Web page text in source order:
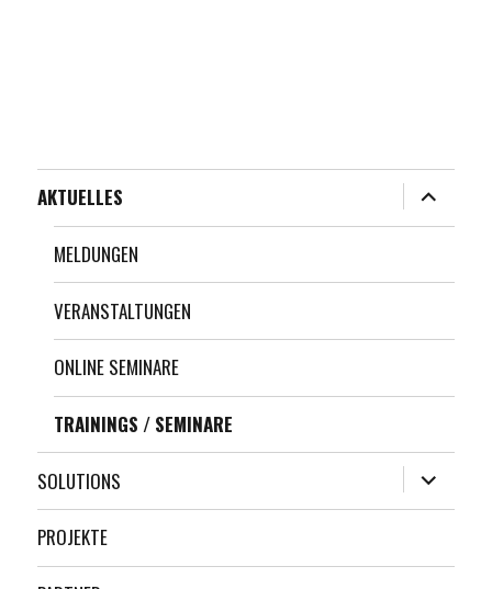
AKTUELLES
anzeigen
MELDUNGEN
VERANSTALTUNGEN
ONLINE SEMINARE
TRAININGS / SEMINARE
SOLUTIONS
anzeigen
PROJEKTE